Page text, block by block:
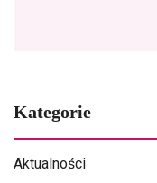
Kategorie
Aktualności